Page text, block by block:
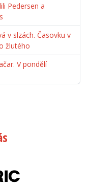
Pedersen a
v slzách. Časovku v
žlutého
V pondělí